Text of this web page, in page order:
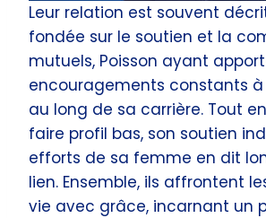
Leur relation est souvent
fondée sur le soutien et la
mutuels, Poisson ayant
encouragements constants à
au long de sa carrière. Tout
faire profil bas, son soutien
efforts de sa femme en dit
lien. Ensemble, ils affrontent
vie avec grâce, incarnant un